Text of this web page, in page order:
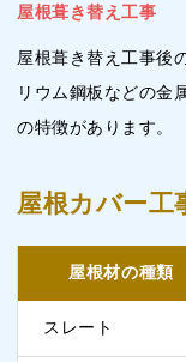
屋根葺き替え工事
屋根葺き替え工事後
リウム鋼板などの金
の特徴があります。
屋根カバー工
屋根材の種類
スレート